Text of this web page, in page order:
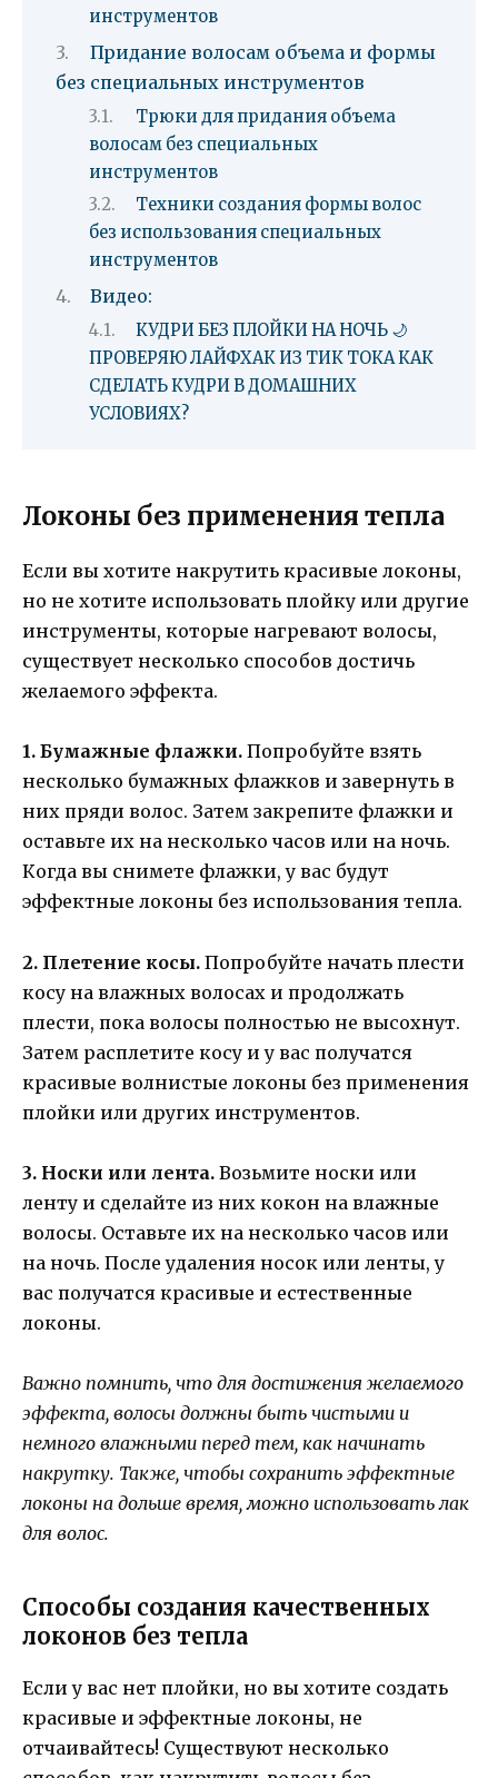
инструментов
Придание волосам объема и формы
без специальных инструментов
Трюки для придания объема
волосам без специальных
инструментов
Техники создания формы волос
без использования специальных
инструментов
Видео:
КУДРИ БЕЗ ПЛОЙКИ НА НОЧЬ 🌙
ПРОВЕРЯЮ ЛАЙФХАК ИЗ ТИК ТОКА КАК
СДЕЛАТЬ КУДРИ В ДОМАШНИХ
УСЛОВИЯХ?
Локоны без применения тепла
Если вы хотите накрутить красивые локоны,
но не хотите использовать плойку или другие
инструменты, которые нагревают волосы,
существует несколько способов достичь
желаемого эффекта.
1. Бумажные флажки. Попробуйте взять
несколько бумажных флажков и завернуть в
них пряди волос. Затем закрепите флажки и
оставьте их на несколько часов или на ночь.
Когда вы снимете флажки, у вас будут
эффектные локоны без использования тепла.
2. Плетение косы. Попробуйте начать плести
косу на влажных волосах и продолжать
плести, пока волосы полностью не высохнут.
Затем расплетите косу и у вас получатся
красивые волнистые локоны без применения
плойки или других инструментов.
3. Носки или лента. Возьмите носки или
ленту и сделайте из них кокон на влажные
волосы. Оставьте их на несколько часов или
на ночь. После удаления носок или ленты, у
вас получатся красивые и естественные
локоны.
Важно помнить, что для достижения желаемого
эффекта, волосы должны быть чистыми и
немного влажными перед тем, как начинать
накрутку. Также, чтобы сохранить эффектные
локоны на дольше время, можно использовать лак
для волос.
Способы создания качественных
локонов без тепла
Если у вас нет плойки, но вы хотите создать
красивые и эффектные локоны, не
отчаивайтесь! Существуют несколько